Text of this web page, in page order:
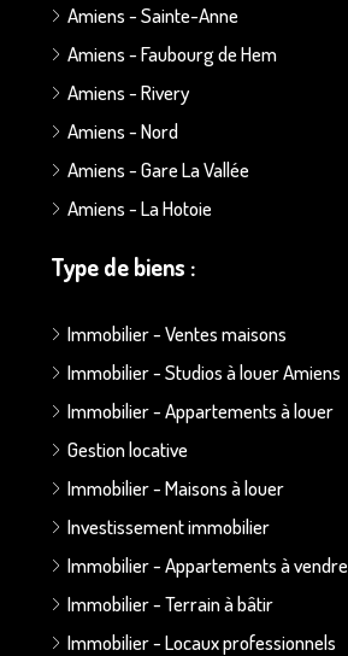
Amiens - Sainte-Anne
Amiens - Faubourg de Hem
Amiens - Rivery
Amiens - Nord
Amiens - Gare La Vallée
Amiens - La Hotoie
Type de biens :
Immobilier - Ventes maisons
Immobilier - Studios à louer Amiens
Immobilier - Appartements à louer
Gestion locative
Immobilier - Maisons à louer
Investissement immobilier
Immobilier - Appartements à vendre
Immobilier - Terrain à bâtir
Immobilier - Locaux professionnels